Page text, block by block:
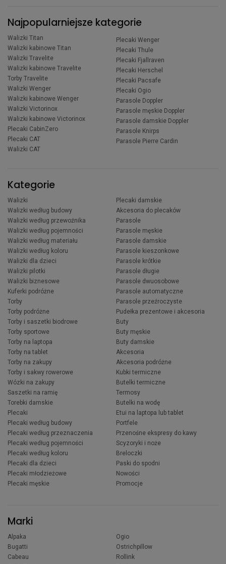
Najpopularniejsze kategorie
Walizki Titan
Walizki kabinowe Titan
Walizki Travelite
Walizki kabinowe Travelite
Torby Travelite
Walizki Wenger
Walizki kabinowe Wenger
Walizki Victorinox
Walizki kabinowe Victorinox
Plecaki CabinZero
Plecaki CAT
Walizki CAT
Plecaki Wenger
Plecaki Thule
Plecaki Fjallraven
Plecaki Herschel
Plecaki Pacsafe
Plecaki Ogio
Parasole Doppler
Parasole męskie Doppler
Parasole damskie Doppler
Parasole Knirps
Parasole Pierre Cardin
Kategorie
Walizki
Walizki według budowy
Walizki według przewoźnika
Walizki według pojemności
Walizki według materiału
Walizki według koloru
Walizki dla dzieci
Walizki pilotki
Walizki biznesowe
Kuferki podróżne
Torby
Torby podróżne
Torby i saszetki biodrowe
Torby sportowe
Torby na laptopa
Torby na tablet
Torby na zakupy
Torby i sakwy rowerowe
Wózki na zakupy
Saszetki na ramię
Torebki damskie
Plecaki
Plecaki według budowy
Plecaki według przeznaczenia
Plecaki według pojemności
Plecaki według koloru
Plecaki dla dzieci
Plecaki młodzieżowe
Plecaki męskie
Plecaki damskie
Akcesoria do plecaków
Parasole
Parasole męskie
Parasole damskie
Parasole kieszonkowe
Parasole krótkie
Parasole długie
Parasole dwuosobowe
Parasole automatyczne
Parasole przeźroczyste
Pudełka prezentowe i akcesoria
Buty
Buty męskie
Buty damskie
Akcesoria
Akcesoria podróżne
Kubki termiczne
Butelki termiczne
Termosy
Butelki na wodę
Etui na laptopa lub tablet
Portfele
Przenośne ekspresy do kawy
Scyzoryki i noże
Breloczki
Paski do spodni
Nowości
Promocje
Marki
Alpaka
Bugatti
Cabeau
Ogio
Ostrichpillow
Rollink